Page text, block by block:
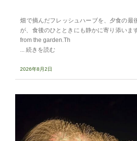
畑で摘んだフレッシュハーブを、夕食の最
が、食後のひとときにも静かに寄り添いま
from the garden.Th
2026年8月2日